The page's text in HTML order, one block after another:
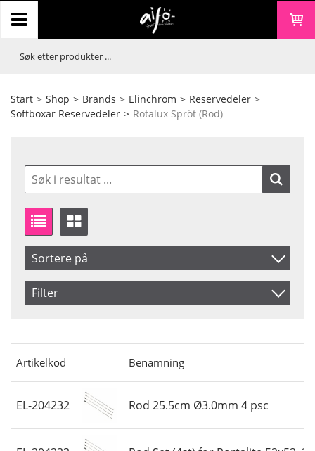
Start > Shop > Brands > Elinchrom > Reservedeler >
Softboxar Reservedeler > Rotalux Spröt (Rod)
Sortere på
Artikelkod
Filter
Pris
Artikelkod Benämning
EL-204232 Rod 25.5cm Ø3.0mm 4 psc